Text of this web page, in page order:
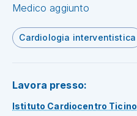
Medico aggiunto
Cardiologia interventistica
Lavora presso:
Istituto Cardiocentro Ticino